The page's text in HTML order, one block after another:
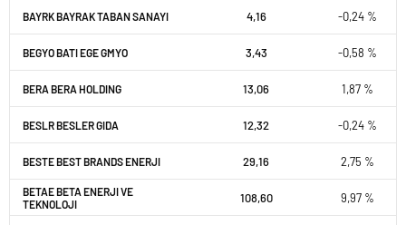
BAYRK BAYRAK TABAN SANAYI 4,16 -0,24 %
BEGYO BATI EGE GMYO 3,43 -0,58 %
BERA BERA HOLDING 13,06 1,87 %
BESLR BESLER GIDA 12,32 -0,24 %
BESTE BEST BRANDS ENERJI 29,16 2,75 %
BETAE BETA ENERJI VE
TEKNOLOJI
108,60 9,97 %